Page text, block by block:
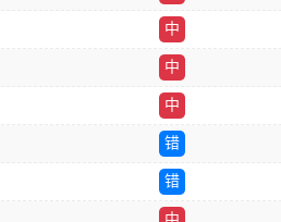
中
中
中
错
错